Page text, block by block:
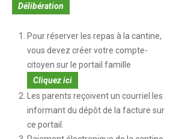
Délibération
Pour réserver les repas à la cantine,
vous devez créer votre compte-
citoyen sur le portail famille
Cliquez ici
Les parents reçoivent un courriel les
informant du dépôt de la facture sur
ce portail.